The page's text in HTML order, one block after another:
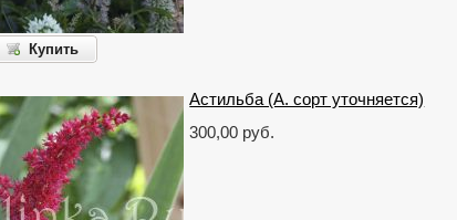
Купить
Астильба (A. сорт уточняется)
300,00 руб.